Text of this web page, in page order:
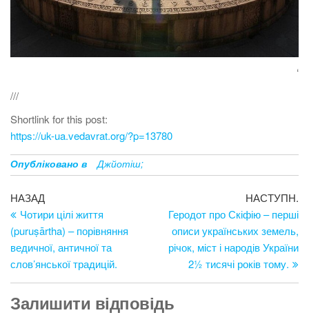
‘
///
Shortlink for this post:
https://uk-ua.vedavrat.org/?p=13780
Опубліковано в Джйотіш;
Навігація
записів
Попередній
запис
НАЗАД
Чотири цілі життя
(puruṣārtha) – порівняння
ведичної, античної та
слов’янської традицій.
НАСТУПН.
Геродот про Скіфію – перші
описи українських земель,
річок, міст і народів України
2½ тисячі років тому.
Залишити відповідь